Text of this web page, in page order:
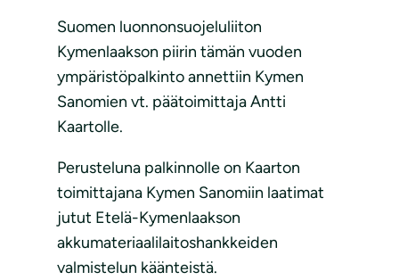
Suomen luonnonsuojeluliiton
Kymenlaakson piirin tämän vuoden
ympäristöpalkinto annettiin Kymen
Sanomien vt. päätoimittaja Antti
Kaartolle.
Perusteluna palkinnolle on Kaarton
toimittajana Kymen Sanomiin laatimat
jutut Etelä-Kymenlaakson
akkumateriaalilaitoshankkeiden
valmistelun käänteistä.